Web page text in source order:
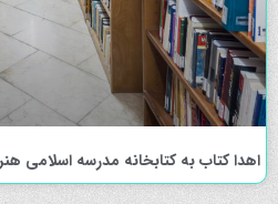
اهدا کتاب به کتابخانه مدرسه اسلامی هنر